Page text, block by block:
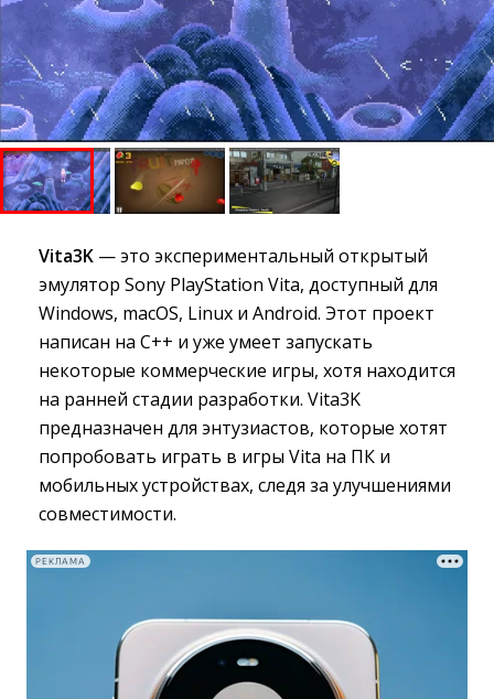
Vita3K — это экспериментальный открытый
эмулятор Sony PlayStation Vita, доступный для
Windows, macOS, Linux и Android. Этот проект
написан на C++ и уже умеет запускать
некоторые коммерческие игры, хотя находится
на ранней стадии разработки. Vita3K
предназначен для энтузиастов, которые хотят
попробовать играть в игры Vita на ПК и
мобильных устройствах, следя за улучшениями
совместимости.
РЕКЛАМА